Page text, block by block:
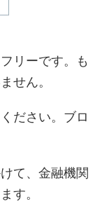
リーです。も
せん。
ださい。ブロ
て、金融機関
す。